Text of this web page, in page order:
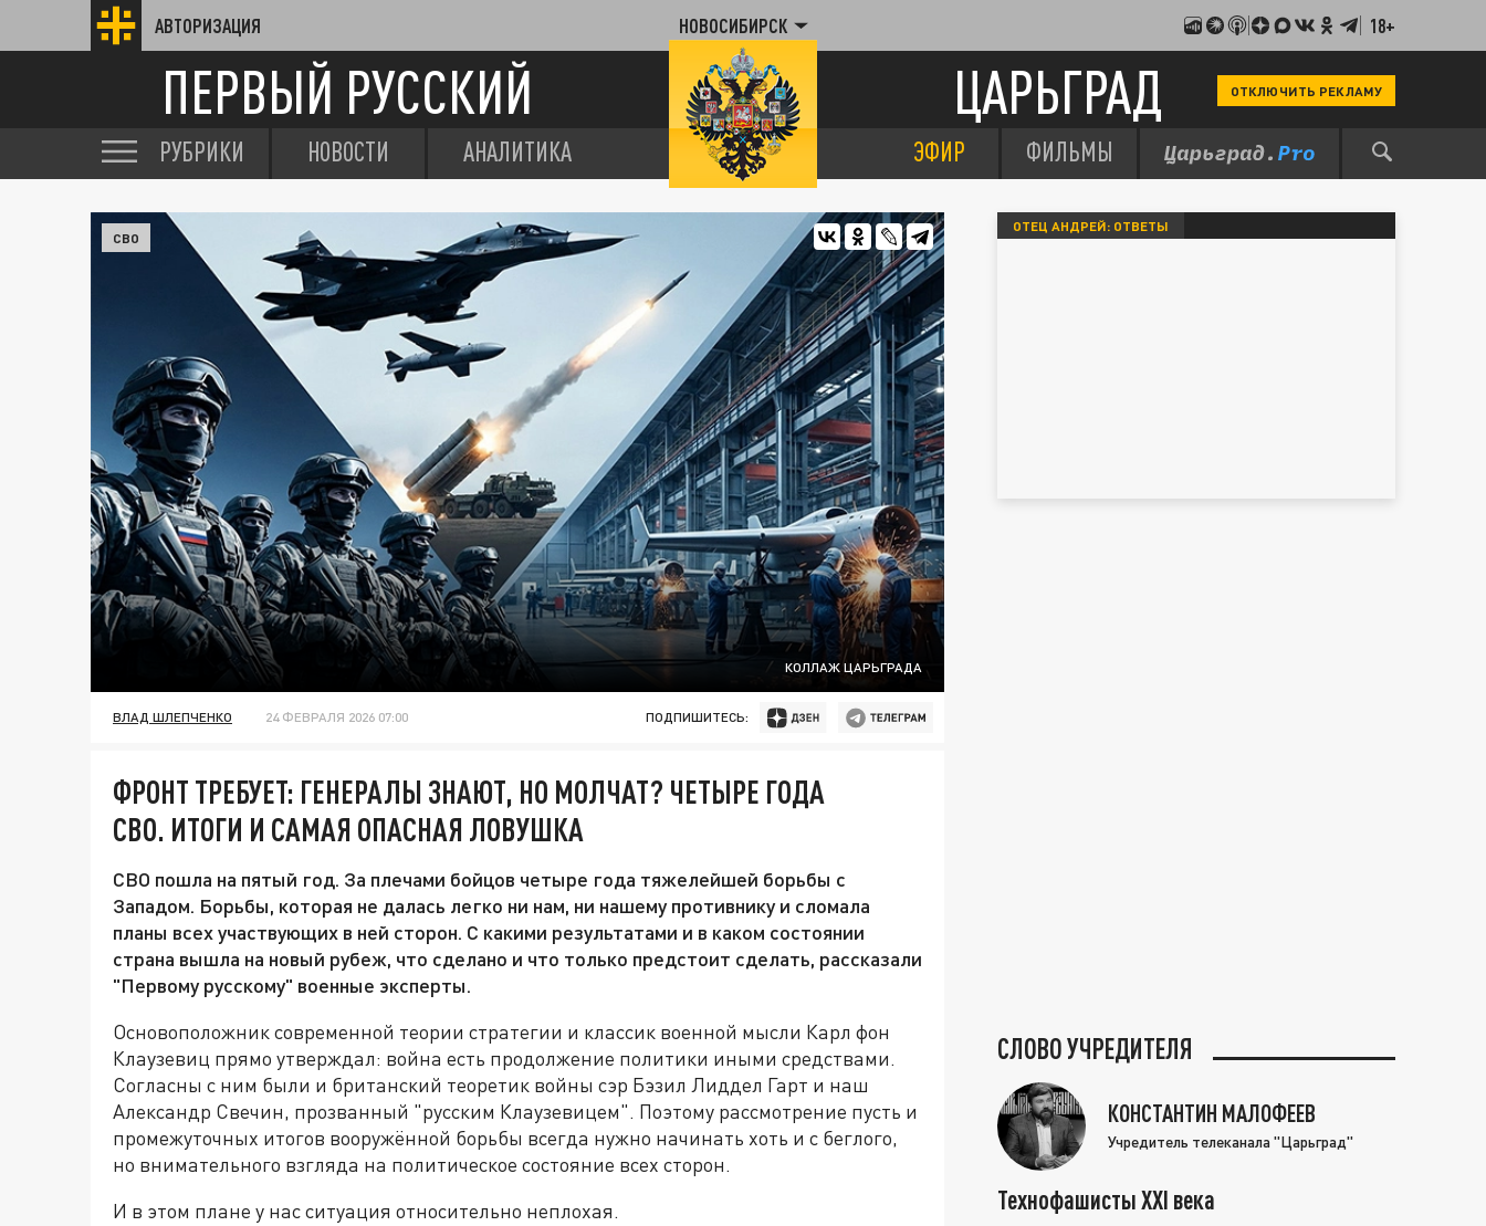
АВТОРИЗАЦИЯ НОВОСИБИРСК 18+
ПЕРВЫЙ РУССКИЙ ЦАРЬГРАД ОТКЛЮЧИТЬ РЕКЛАМУ
РУБРИКИ НОВОСТИ АНАЛИТИКА ЭФИР ФИЛЬМЫ
КОЛЛАЖ ЦАРЬГРАДА
СВО
ВЛАД ШЛЕПЧЕНКО 24 ФЕВРАЛЯ 2026 07:00 ПОДПИШИТЕСЬ:
ФРОНТ ТРЕБУЕТ: ГЕНЕРАЛЫ ЗНАЮТ, НО МОЛЧАТ? ЧЕТЫРЕ ГОДА
СВО. ИТОГИ И САМАЯ ОПАСНАЯ ЛОВУШКА
СВО пошла на пятый год. За плечами бойцов четыре года тяжелейшей борьбы с
Западом. Борьбы, которая не далась легко ни нам, ни нашему противнику и сломала
планы всех участвующих в ней сторон. С какими результатами и в каком состоянии
страна вышла на новый рубеж, что сделано и что только предстоит сделать, рассказали
"Первому русскому" военные эксперты.
Основоположник современной теории стратегии и классик военной мысли Карл фон
Клаузевиц прямо утверждал: война есть продолжение политики иными средствами.
Согласны с ним были и британский теоретик войны сэр Бэзил Лиддел Гарт и наш
Александр Свечин, прозванный "русским Клаузевицем". Поэтому рассмотрение пусть и
промежуточных итогов вооружённой борьбы всегда нужно начинать хоть и с беглого,
но внимательного взгляда на политическое состояние всех сторон.
И в этом плане у нас ситуация относительно неплохая.
ОТЕЦ АНДРЕЙ: ОТВЕТЫ
СЛОВО УЧРЕДИТЕЛЯ
КОНСТАНТИН МАЛОФЕЕВ
Учредитель телеканала "Царьград"
Технофашисты XXI века